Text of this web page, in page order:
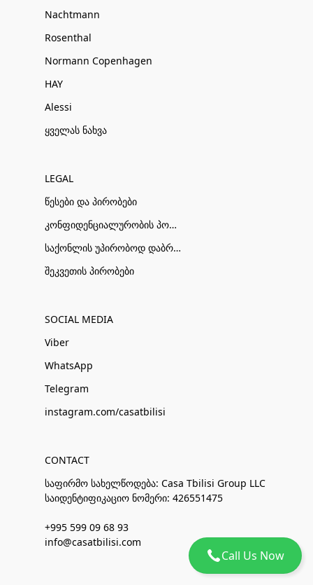
Call Us Now
Nachtmann
Rosenthal
Normann Copenhagen
HAY
Alessi
ყველას ნახვა
LEGAL
წესები და პირობები
კონფიდენციალურობის პოლიტიკა
საქონლის უპირობოდ დაბრუნების პირობები
შეკვეთის პირობები
SOCIAL MEDIA
Viber
WhatsApp
Telegram
instagram.com/casatbilisi
CONTACT
საფირმო სახელწოდება: Casa Tbilisi Group LLC
საიდენტიფიკაციო ნომერი: 426551475
+995 599 09 68 93
info@casatbilisi.com